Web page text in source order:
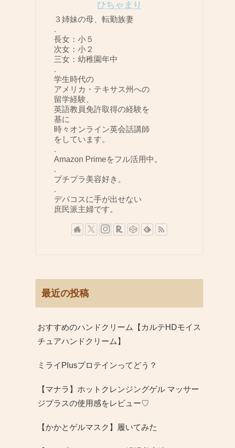
ひちゃまり
３姉妹の母、転勤族妻
.
長女：小５
次女：小２
三女：幼稚園年中
.
学生時代の
アメリカ・テキサス州への
留学経験、
英語教員免許取得の経験を
基に
時々オンライン英会話講師
をしています。
.
Amazon Primeをフル活用中。
.
プチプラ美容好き。
.
デパコスに手が出せない
庶民派主婦です。
最近の投稿
おすすめのハンドクリーム【カルテHDモイス
チュアハンドクリーム】
ミライPlusプロテインってどう？
【マナラ】ホットクレンジングゲル マッサー
ジプラスの使用感をレビュー♡
【かかとゲルマスク】履いてみた